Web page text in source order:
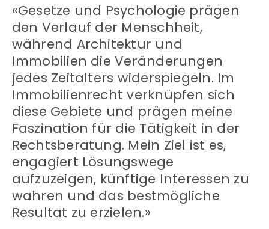
«Gesetze und Psychologie prägen
den Verlauf der Menschheit,
während Architektur und
Immobilien die Veränderungen
jedes Zeitalters widerspiegeln. Im
Immobilienrecht verknüpfen sich
diese Gebiete und prägen meine
Faszination für die Tätigkeit in der
Rechtsberatung. Mein Ziel ist es,
engagiert Lösungswege
aufzuzeigen, künftige Interessen zu
wahren und das bestmögliche
Resultat zu erzielen.»